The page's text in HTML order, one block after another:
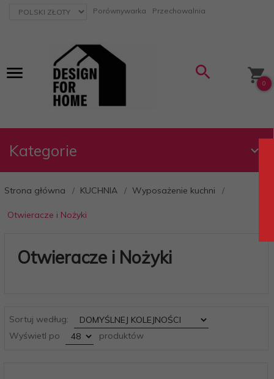
currency_h Porównywarka Przechowalnia
0
Kategorie
Strona główna KUCHNIA Wyposażenie kuchni
Otwieracze i Nożyki
Otwieracze i Nożyki
Sortuj według:
sort
Wyświetl po
pop produktów